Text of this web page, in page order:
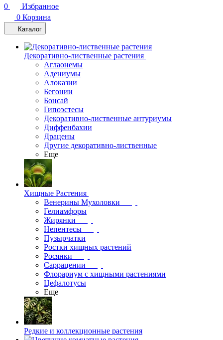
0
Избранное
0 Корзина
Каталог
Декоративно-лиственные растения
Аглаонемы
Адениумы
Алоказии
Бегонии
Бонсай
Гипоэстесы
Декоративно-лиственные антуриумы
Диффенбахии
Драцены
Другие декоративно-лиственные
Еще
Хищные Растения
Венерины Мухоловки
Гелиамфоры
Жирянки
Непентесы
Пузырчатки
Ростки хищных растений
Росянки
Саррацении
Флорариум с хищными растениями
Цефалотусы
Еще
Редкие и коллекционные растения